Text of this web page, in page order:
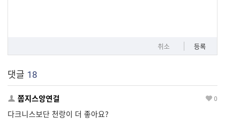
취소 등록
댓글 18
쫌지스앙연걸 0
다크니스보단 천랑이 더 좋아요?